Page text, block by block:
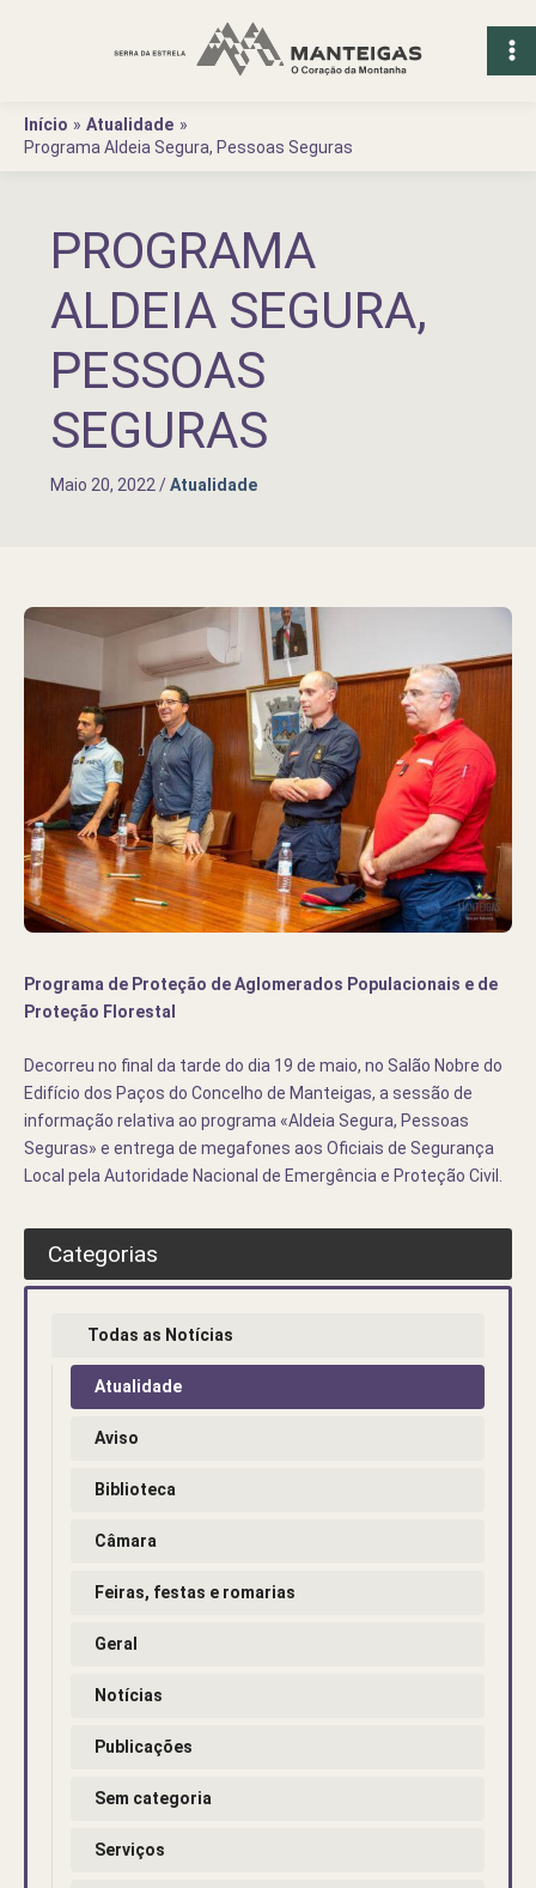
Início
Atualidade
Programa Aldeia Segura, Pessoas Seguras
PROGRAMA
ALDEIA SEGURA,
PESSOAS
SEGURAS
Maio 20, 2022 /Atualidade
Programa de Proteção de Aglomerados Populacionais e de
Proteção Florestal
Decorreu no final da tarde do dia 19 de maio, no Salão Nobre do
Edifício dos Paços do Concelho de Manteigas, a sessão de
informação relativa ao programa «Aldeia Segura, Pessoas
Seguras» e entrega de megafones aos Oficiais de Segurança
Local pela Autoridade Nacional de Emergência e Proteção Civil.
Categorias
Todas as Notícias
Atualidade
Aviso
Biblioteca
Câmara
Feiras, festas e romarias
Geral
Notícias
Publicações
Sem categoria
Serviços